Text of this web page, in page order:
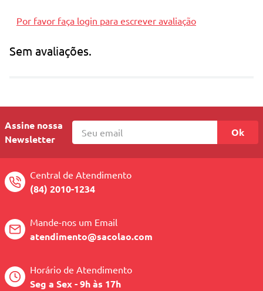
Por favor faça login para escrever avaliação
Sem avaliações.
Assine nossa
Newsletter
Ok
Central de Atendimento
(84) 2010-1234
Mande-nos um Email
atendimento@sacolao.com
Horário de Atendimento
Seg a Sex - 9h às 17h